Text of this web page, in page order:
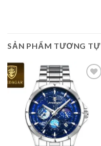
SẢN PHẨM TƯƠNG TỰ
Add to
wishlist